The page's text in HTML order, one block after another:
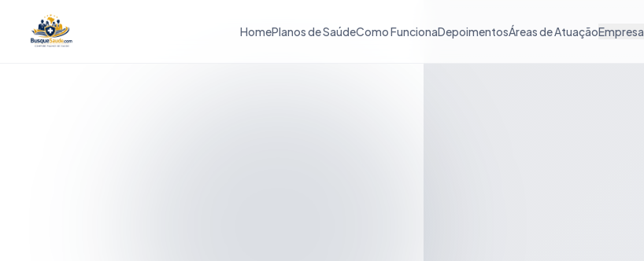
HomePlanos de SaúdeComo FuncionaDepoimentosÁreas de AtuaçãoEmpresa